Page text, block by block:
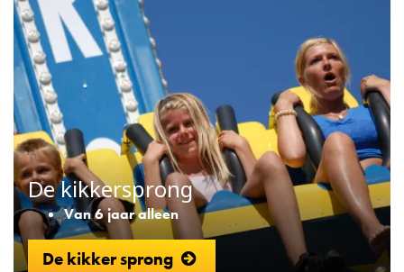
De kikkersprong
Van 6 jaar alleen
De kikker sprong